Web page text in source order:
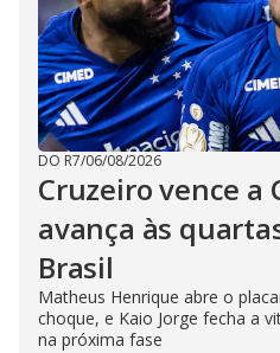
DO R7/06/08/2026
Cruzeiro vence a
avança às
Brasil
Matheus Henrique abre o
choque, e Kaio Jorge fecha a
na próxima fase